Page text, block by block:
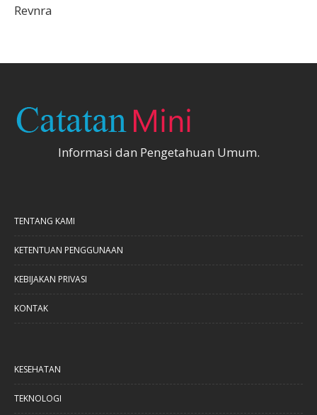
Revnra
Informasi dan Pengetahuan Umum.
TENTANG KAMI
KETENTUAN PENGGUNAAN
KEBIJAKAN PRIVASI
KONTAK
KESEHATAN
TEKNOLOGI